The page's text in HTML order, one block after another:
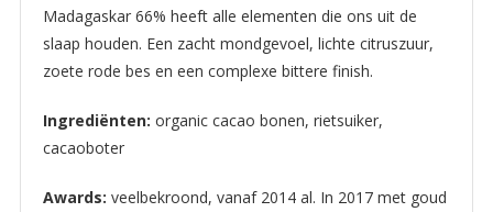
Madagaskar 66% heeft alle elementen die ons uit de
slaap houden. Een zacht mondgevoel, lichte citruszuur,
zoete rode bes en een complexe bittere finish.
Ingrediënten: organic cacao bonen, rietsuiker,
cacaoboter
Awards: veelbekroond, vanaf 2014 al. In 2017 met goud